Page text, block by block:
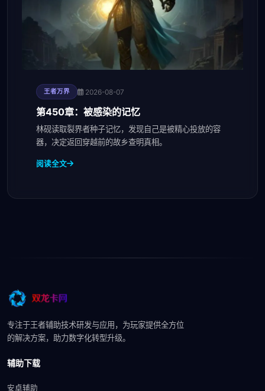
王者万界 2026-08-07
第450章：被感染的记忆
林砚读取裂界者种子记忆，发现自己是被精心投放的容
器，决定返回穿越前的故乡查明真相。
阅读全文
专注于王者辅助技术研发与应用，为玩家提供全方位
的解决方案，助力数字化转型升级。
辅助下载
安卓辅助